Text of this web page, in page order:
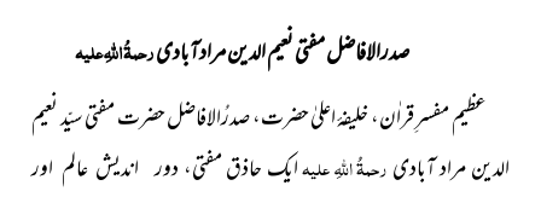
صدرالافاضل مفتی نعیم الدین مرادآبادیرحمۃُ اللہِ علیہ
عظیم مفسرِ قراٰن، خلیفۂ اعلیٰ حضرت، صدرُالافاضل حضرتمفتی سیّد نعیم
الدین مراد آبادیرحمۃُ اللہِ علیہایک حاذق مفتی، دور اندیش عالم اور